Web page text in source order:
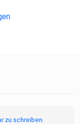
zu schreiben.